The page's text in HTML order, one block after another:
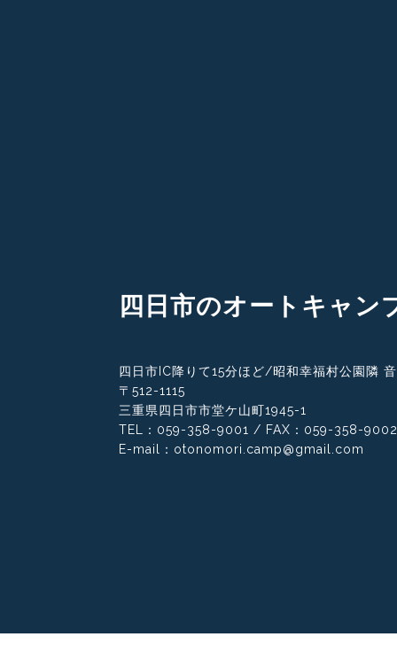
四日市のオートキャン
四日市IC降りて15分ほど/昭和幸福村公園隣
〒512-1115
三重県四日市市堂ケ山町1945-1
TEL：059-358-9001 / FAX：059-358-
E-mail：otonomori.camp@gmail.com